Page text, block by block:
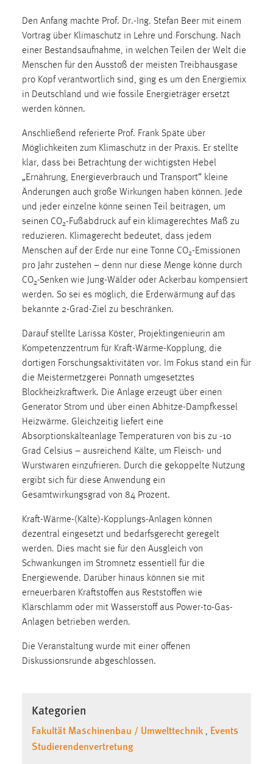
Den Anfang machte Prof. Dr.-Ing. Stefan Beer mit einem
Vortrag über Klimaschutz in Lehre und Forschung. Nach
einer Bestandsaufnahme, in welchen Teilen der Welt die
Menschen für den Ausstoß der meisten Treibhausgase
pro Kopf verantwortlich sind, ging es um den Energiemix
in Deutschland und wie fossile Energieträger ersetzt
werden können.
Anschließend referierte Prof. Frank Späte über
Möglichkeiten zum Klimaschutz in der Praxis. Er stellte
klar, dass bei Betrachtung der wichtigsten Hebel
„Ernährung, Energieverbrauch und Transport“ kleine
Änderungen auch große Wirkungen haben können. Jede
und jeder einzelne könne seinen Teil beitragen, um
seinen CO2-Fußabdruck auf ein klimagerechtes Maß zu
reduzieren. Klimagerecht bedeutet, dass jedem
Menschen auf der Erde nur eine Tonne CO2-Emissionen
pro Jahr zustehen – denn nur diese Menge könne durch
CO2-Senken wie Jung-Wälder oder Ackerbau kompensiert
werden. So sei es möglich, die Erderwärmung auf das
bekannte 2-Grad-Ziel zu beschränken.
Darauf stellte Larissa Köster, Projektingenieurin am
Kompetenzzentrum für Kraft-Wärme-Kopplung, die
dortigen Forschungsaktivitäten vor. Im Fokus stand ein für
die Meistermetzgerei Ponnath umgesetztes
Blockheizkraftwerk. Die Anlage erzeugt über einen
Generator Strom und über einen Abhitze-Dampfkessel
Heizwärme. Gleichzeitig liefert eine
Absorptionskälteanlage Temperaturen von bis zu -10
Grad Celsius – ausreichend Kälte, um Fleisch- und
Wurstwaren einzufrieren. Durch die gekoppelte Nutzung
ergibt sich für diese Anwendung ein
Gesamtwirkungsgrad von 84 Prozent.
Kraft-Wärme-(Kälte)-Kopplungs-Anlagen können
dezentral eingesetzt und bedarfsgerecht geregelt
werden. Dies macht sie für den Ausgleich von
Schwankungen im Stromnetz essentiell für die
Energiewende. Darüber hinaus können sie mit
erneuerbaren Kraftstoffen aus Reststoffen wie
Klärschlamm oder mit Wasserstoff aus Power-to-Gas-
Anlagen betrieben werden.
Die Veranstaltung wurde mit einer offenen
Diskussionsrunde abgeschlossen.
Kategorien
Fakultät Maschinenbau / Umwelttechnik , Events
Studierendenvertretung
Performance
Name:
staticfilecache
Zweck:
gespeichert, ob man eingeloggt ist.
Sprachpräferenz
Name:
site-language-preference
Zweck:
Das Cookie speichert die gewählte Sprache der Website.
Cookie Laufzeit:
30 Tage
Chat
Name:
MibewSessionID, MIBEW_UserID, mibew_locale, mibew-
chat-frame-style-5e9dbeb1811c0446
Zweck:
Wird benötigt um die Chatfunktion nutzen zu können.
Cookie Laufzeit:
MibewSessionID, mibew-chat-frame-style-
5e9dbeb1811c0446 = Sitzungslaufzeit, mibew_locale = 3
Jahre, MIBEW_UserID = 1 Jahr
Login
Name:
fe_user, be_user, be_lastLoginProvider
Zweck:
Dieser Cookie ist notwendig um sich an der Website
einloggen zu können.
Cookie Laufzeit:
24 Stunden
unsere Besucher unsere Website nutzen.
Matomo